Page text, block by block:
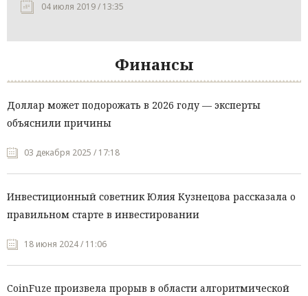
04 июля 2019 / 13:35
Финансы
Доллар может подорожать в 2026 году — эксперты
объяснили причины
03 декабря 2025 / 17:18
Инвестиционный советник Юлия Кузнецова рассказала о
правильном старте в инвестировании
18 июня 2024 / 11:06
CoinFuze произвела прорыв в области алгоритмической